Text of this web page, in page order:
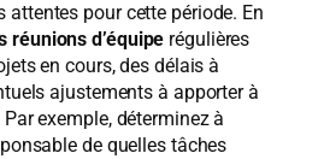
attentes pour cette période. En
réunions d’équipe régulières
en cours, des délais à
ajustements à apporter à
Par exemple, déterminez à
de quelles tâches